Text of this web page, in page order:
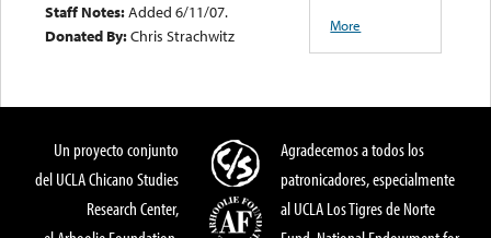
Staff Notes:Added 6/11/07.
Donated By:Chris Strachwitz
More
Un proyecto conjunto
del UCLA Chicano Studies
Research Center,
Agradecemos a todos los
patronicadores, especialmente
al UCLA Los Tigres de Norte